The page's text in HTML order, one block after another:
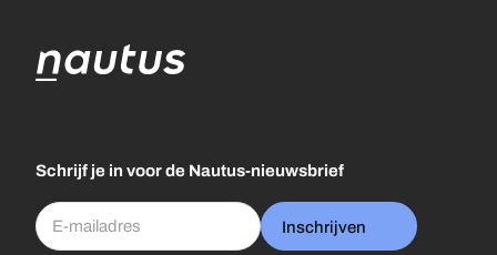
Schrijf je in voor de Nautus-nieuwsbrief
Inschrijven